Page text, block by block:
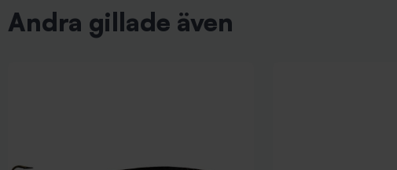
Andra gillade även